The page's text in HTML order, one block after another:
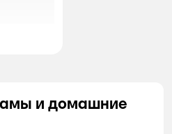
и домашние